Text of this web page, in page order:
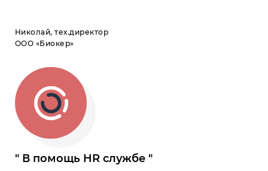
Николай, тех.директор
ООО «Биокер»
В помощь HR службе